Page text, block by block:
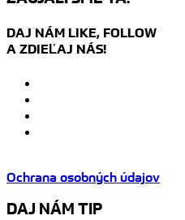
DAJ NÁM LIKE, FOLLOW
A ZDIEĽAJ NÁS!
Ochrana osobných údajov
DAJ NÁM TIP